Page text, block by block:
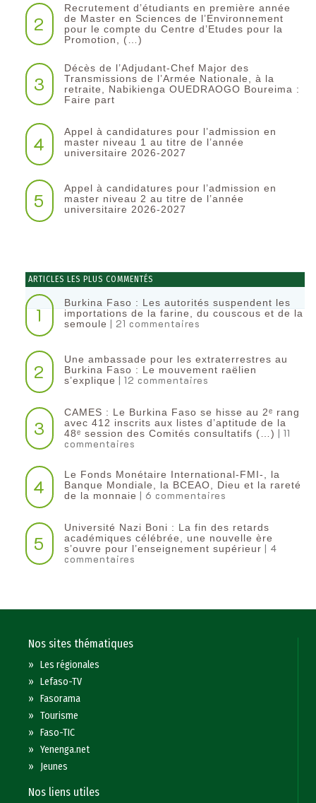
2
Recrutement d’étudiants en première année
de Master en Sciences de l’Environnement
pour le compte du Centre d’Etudes pour la
Promotion, (…)
3
Décès de l’Adjudant-Chef Major des
Transmissions de l’Armée Nationale, à la
retraite, Nabikienga OUEDRAOGO Boureima :
Faire part
4
Appel à candidatures pour l’admission en
master niveau 1 au titre de l’année
universitaire 2026-2027
5
Appel à candidatures pour l’admission en
master niveau 2 au titre de l’année
universitaire 2026-2027
ARTICLES LES PLUS COMMENTÉS
1
Burkina Faso : Les autorités suspendent les
importations de la farine, du couscous et de la
semoule | 21 commentaires
2
Une ambassade pour les extraterrestres au
Burkina Faso : Le mouvement raëlien
s’explique | 12 commentaires
3
CAMES : Le Burkina Faso se hisse au 2ᵉ rang
avec 412 inscrits aux listes d’aptitude de la
48ᵉ session des Comités consultatifs (…) | 11
commentaires
4
Le Fonds Monétaire International-FMI-, la
Banque Mondiale, la BCEAO, Dieu et la rareté
de la monnaie | 6 commentaires
5
Université Nazi Boni : La fin des retards
académiques célébrée, une nouvelle ère
s’ouvre pour l’enseignement supérieur | 4
commentaires
Nos sites thématiques
»Les régionales
»Lefaso-TV
»Fasorama
»Tourisme
»Faso-TIC
»Yenenga.net
» Jeunes
Nos liens utiles